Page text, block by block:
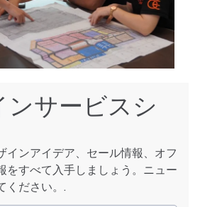
ンサービスシ
インアイデア、セール情報、オフ
をすべて入手しましょう。ニュー
ください。.